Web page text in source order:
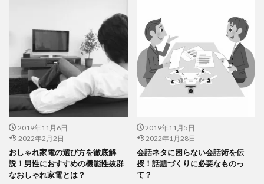
2019年11月6日
2022年2月2日
おしゃれ家電の選び方を徹底解
説！男性におすすめの機能性抜群
なおしゃれ家電とは？
2019年11月5日
2022年1月28日
会話ネタに困らない会話術を伝
授！話題づくりに必要なものっ
て？